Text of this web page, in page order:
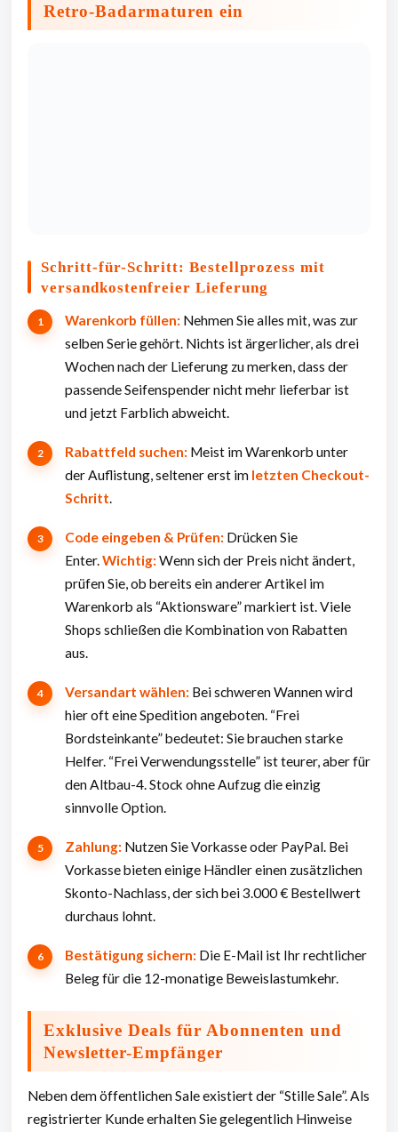
Retro-Badarmaturen ein
Schritt-für-Schritt: Bestellprozess mit
versandkostenfreier Lieferung
Warenkorb füllen: Nehmen Sie alles mit, was zur
selben Serie gehört. Nichts ist ärgerlicher, als drei
Wochen nach der Lieferung zu merken, dass der
passende Seifenspender nicht mehr lieferbar ist
und jetzt Farblich abweicht.
Rabattfeld suchen: Meist im Warenkorb unter
der Auflistung, seltener erst im letzten Checkout-
Schritt
Code eingeben & Prüfen: Drücken Sie
Enter. Wichtig:Wenn sich der Preis nicht ändert,
prüfen Sie, ob bereits ein anderer Artikel im
Warenkorb als “Aktionsware” markiert ist. Viele
Shops schließen die Kombination von Rabatten
aus.
Versandart wählen: Bei schweren Wannen wird
hier oft eine Spedition angeboten. “Frei
Bordsteinkante” bedeutet: Sie brauchen starke
Helfer. “Frei Verwendungsstelle” ist teurer, aber für
den Altbau-4. Stock ohne Aufzug die einzig
sinnvolle Option.
Zahlung: Nutzen Sie Vorkasse oder PayPal. Bei
Vorkasse bieten einige Händler einen zusätzlichen
Skonto-Nachlass, der sich bei 3.000 € Bestellwert
durchaus lohnt.
Bestätigung sichern: Die E-Mail ist Ihr rechtlicher
Beleg für die 12-monatige Beweislastumkehr.
Exklusive Deals für Abonnenten und
Newsletter-Empfänger
Neben dem öffentlichen Sale existiert der “Stille Sale”. Als
registrierter Kunde erhalten Sie gelegentlich Hinweise